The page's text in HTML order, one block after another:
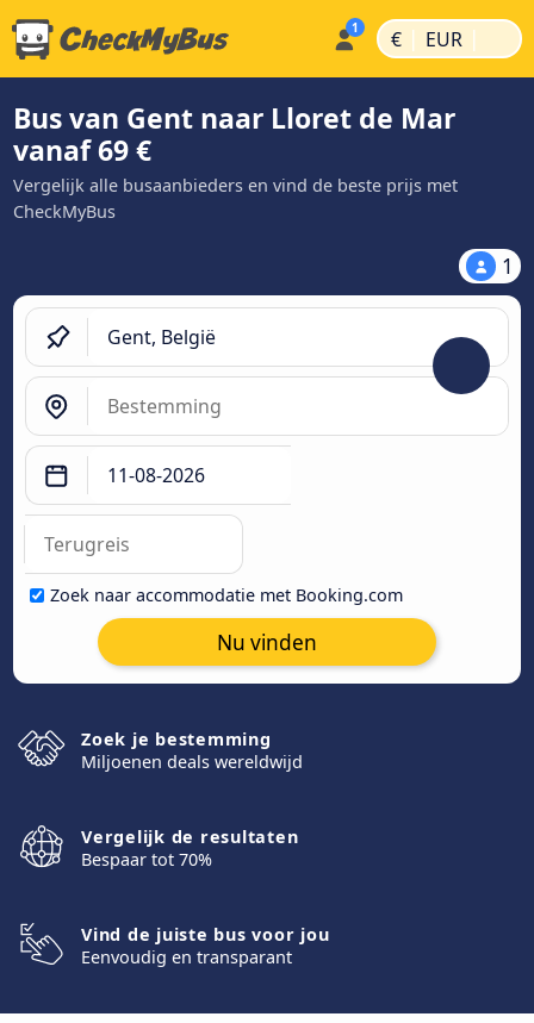
€ | EUR |
Bus van Gent naar Lloret de Mar
vanaf 69 €
Vergelijk alle busaanbieders en vind de beste prijs met
CheckMyBus
1
Zoek naar accommodatie met Booking.com
Nu vinden
Zoek je bestemming
Miljoenen deals wereldwijd
Vergelijk de resultaten
Bespaar tot 70%
Vind de juiste bus voor jou
Eenvoudig en transparant